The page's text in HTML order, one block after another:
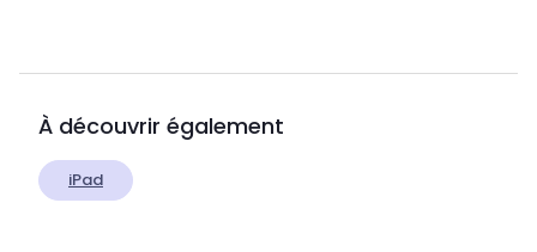
À découvrir également
iPad